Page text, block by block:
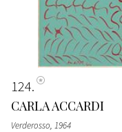
124
CARLA ACCARDI
Verderosso, 1964